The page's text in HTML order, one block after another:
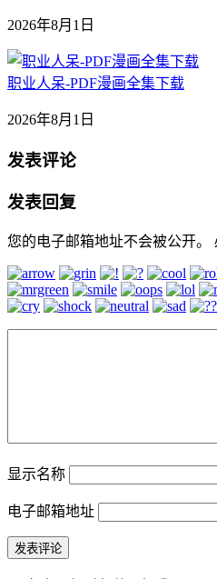
2026年8月1日
职业人呆-PDF漫画全集下载
2026年8月1日
发表评论
发表回复
您的电子邮箱地址不会被公开。
显示名称
电子邮箱地址